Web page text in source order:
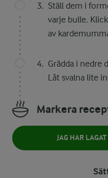
Ställ dem i
varje bulle.
av
Grädda i nedre
Låt svalna lite
Markera
JAG HAR